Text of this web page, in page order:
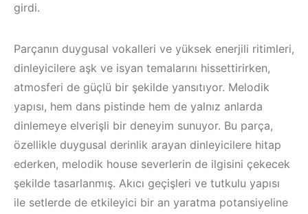
girdi.
Parçanın duygusal vokalleri ve yüksek enerjili ritimleri,
dinleyicilere aşk ve isyan temalarını hissettirirken,
atmosferi de güçlü bir şekilde yansıtıyor. Melodik
yapısı, hem dans pistinde hem de yalnız anlarda
dinlemeye elverişli bir deneyim sunuyor. Bu parça,
özellikle duygusal derinlik arayan dinleyicilere hitap
ederken, melodik house severlerin de ilgisini çekecek
şekilde tasarlanmış. Akıcı geçişleri ve tutkulu yapısı
ile setlerde de etkileyici bir an yaratma potansiyeline